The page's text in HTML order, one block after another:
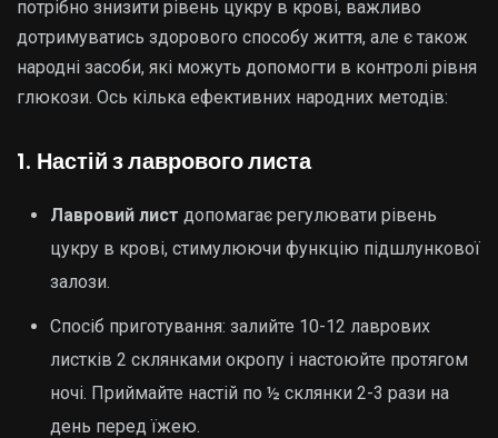
потрібно знизити рівень цукру в крові, важливо
дотримуватись здорового способу життя, але є також
народні засоби, які можуть допомогти в контролі рівня
глюкози. Ось кілька ефективних народних методів:
1. Настій з лаврового листа
Лавровий лист допомагає регулювати рівень
цукру в крові, стимулюючи функцію підшлункової
залози.
Спосіб приготування: залийте 10-12 лаврових
листків 2 склянками окропу і настоюйте протягом
ночі. Приймайте настій по ½ склянки 2-3 рази на
день перед їжею.